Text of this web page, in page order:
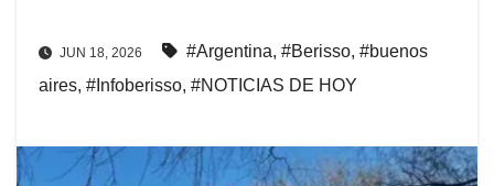
JUN 18, 2026 #Argentina, #Berisso, #buenos
aires, #Infoberisso, #NOTICIAS DE HOY